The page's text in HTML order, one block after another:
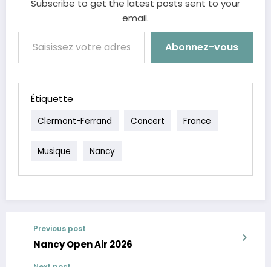
Subscribe to get the latest posts sent to your
email.
Saisissez votre adresse e-mail…
Abonnez-vous
Étiquette
Clermont-Ferrand Concert France
Musique Nancy
Previous post
Nancy Open Air 2026